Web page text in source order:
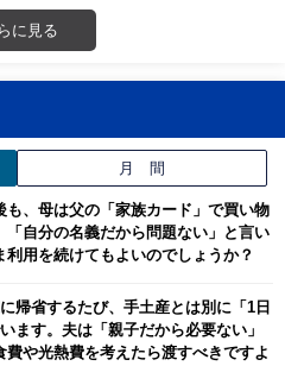
に見る
月 間
も、母は父の「家族カード」で買い物
「自分の名義だから問題ない」と言い
利用を続けてもよいのでしょうか？
帰省するたび、手土産とは別に「1日
ます。夫は「親子だから必要ない」
費や光熱費を考えたら渡すべきですよ